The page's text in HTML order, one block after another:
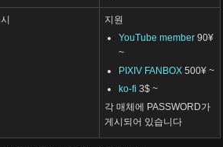
지원
YouTube member 90¥
~
PIXIV FANBOX 500¥ ~
ko-fi 3$ ~
각 매체에 PASSWORD가
게시되어 있습니다